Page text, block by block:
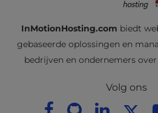
InMotionHosting.com biedt
gebaseerde oplossingen en
bedrijven en ondernemers
Volg ons